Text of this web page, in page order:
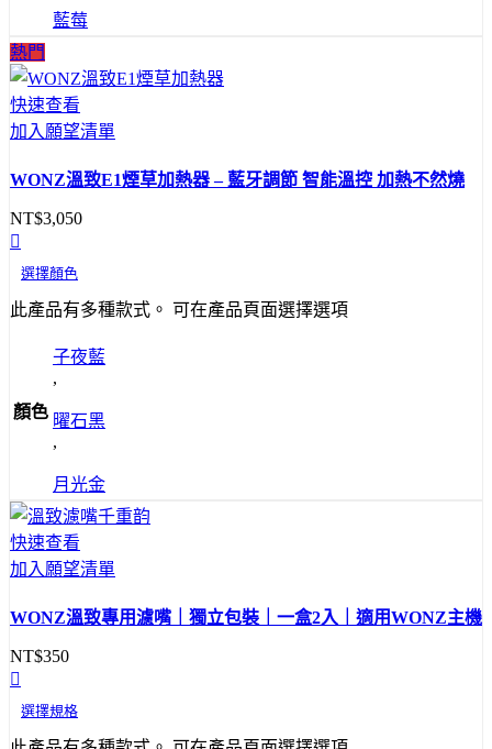
藍莓
熱門
快速查看
加入願望清單
WONZ溫致E1煙草加熱器 – 藍牙調節 智能溫控 加熱不然燒
NT$3,050
選擇顏色
此產品有多種款式。 可在產品頁面選擇選項
顏色
子夜藍
,
曜石黑
,
月光金
快速查看
加入願望清單
WONZ溫致專用濾嘴｜獨立包裝｜一盒2入｜適用WONZ主機
NT$350
選擇規格